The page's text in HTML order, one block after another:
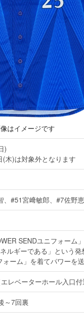
はイメージです
)
木)は対象外となります
、#51宮﨑敏郎、#7佐野
SENDユニフォーム」
ルギーである」という
ォーム」を着てパワーを
レベーターホール入口付
～7回裏